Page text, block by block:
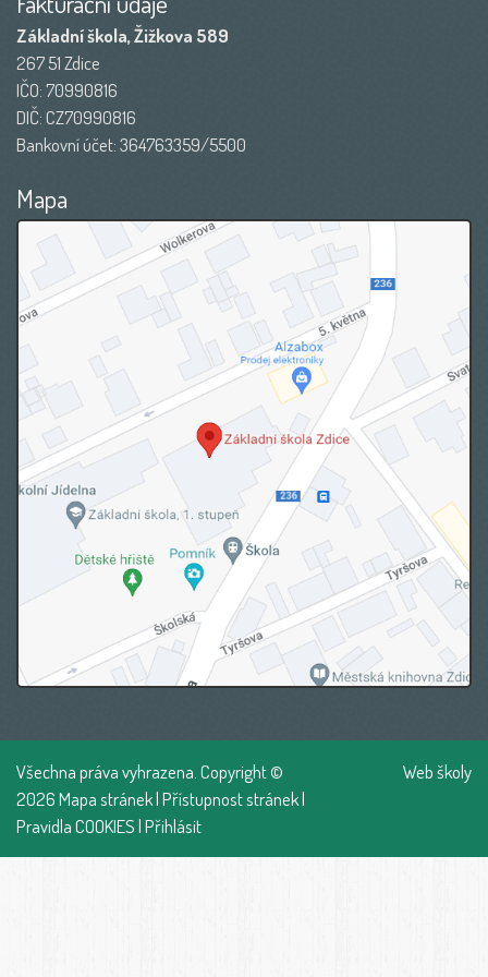
Základní škola, Žižkova 589
267 51 Zdice
IČO: 70990816
DIČ: CZ70990816
Bankovní účet: 364763359/5500
Mapa
Všechna práva vyhrazena. Copyright ©
2026Mapa stránek|Přístupnost stránek|
Pravidla COOKIES|Přihlásit
Web školy